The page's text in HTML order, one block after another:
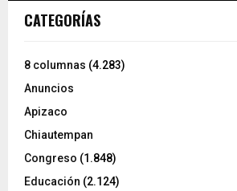
CATEGORÍAS
8 columnas (4.283)
Anuncios
Apizaco
Chiautempan
Congreso (1.848)
Educación (2.124)